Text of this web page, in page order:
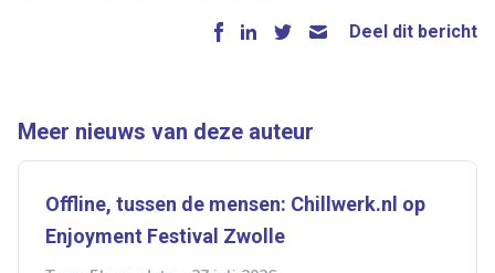
Deel dit bericht
Meer nieuws van deze auteur
Offline, tussen de mensen: Chillwerk.nl op
Enjoyment Festival Zwolle